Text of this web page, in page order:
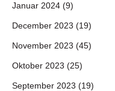
Januar 2024 (9)
December 2023 (19)
November 2023 (45)
Oktober 2023 (25)
September 2023 (19)